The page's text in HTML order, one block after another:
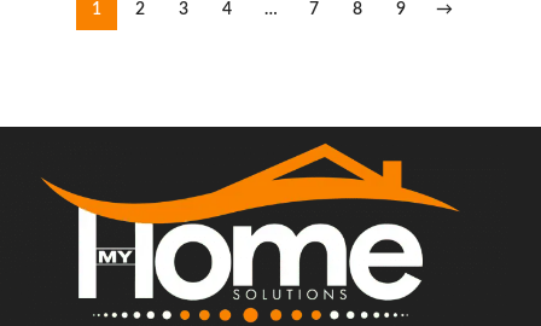
1 2 3 4 … 7 8 9 →